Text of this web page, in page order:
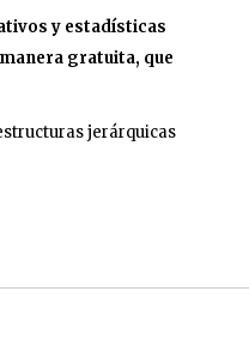
y estadísticas
gratuita, que
jerárquicas